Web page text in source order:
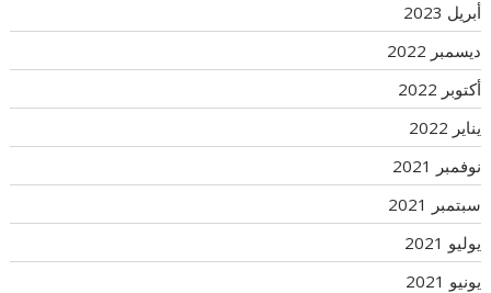
أبريل 2023
ديسمبر 2022
أكتوبر 2022
يناير 2022
نوفمبر 2021
سبتمبر 2021
يوليو 2021
يونيو 2021